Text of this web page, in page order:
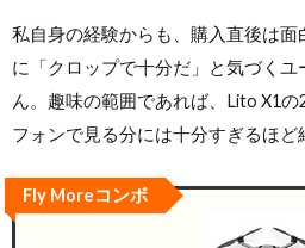
私自身の経験からも、購入直後は
に「クロップで十分だ」と気づく
ん。趣味の範囲であれば、Lito X1
フォンで見る分には十分すぎるほど
Fly Moreコンボ